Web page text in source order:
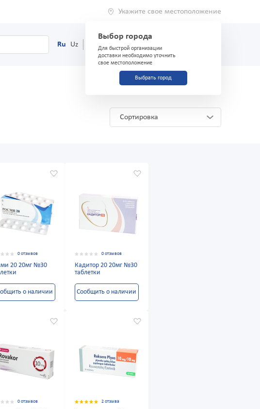
Укажите свое местоположение
Выбор города
Для быстрой организации
доставки необходимо уточнить
свое местоположение
Выбрать город
Ru Uz (71) 200-03-03
Сортировка
0 отзывов
20 20мг №30
о наличии
0 отзывов
Кадитор 20 20мг №30
таблетки
Сообщить о наличии
0 отзывов 2 отзыва